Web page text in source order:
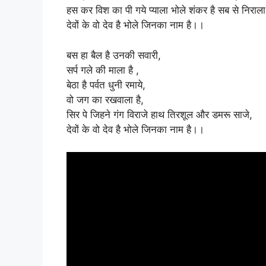
हस कर विश का पी गये प्याला भोले शंकर है सब से
देवों के वो देव है भोले जिनका नाम है।।
बस हा बैल है उनकी सवारी,
सर्प गले की माला है ,
बेठा है पर्वत धुनी रमाये,
वो जग का रखवाला है,
सिर पे जिहने गंग विराजे हाथ तिरशूल और डमरू साजे,
देवों के वो देव है भोले जिनका नाम है।।